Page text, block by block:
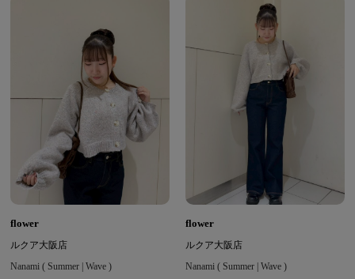
flower
ルクア大阪店
Nanami ( Summer | Wave )
flower
ルクア大阪店
Nanami ( Summer | Wave )